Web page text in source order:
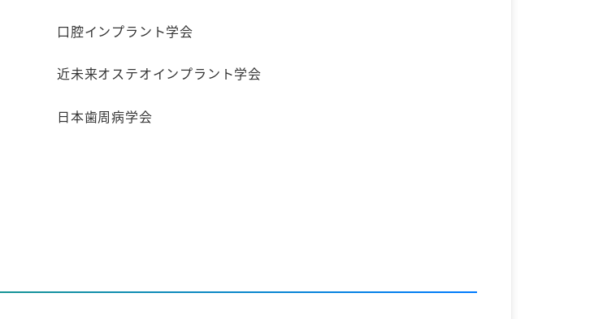
口腔インプラント学会
近未来オステオインプラント学会
日本歯周病学会